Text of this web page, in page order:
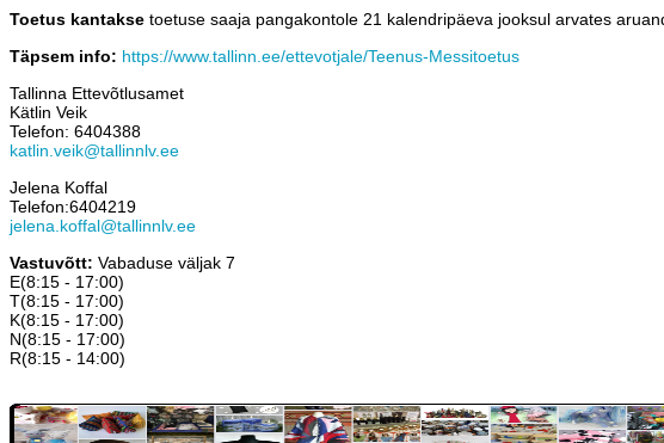
Toetus kantakse toetuse saaja pangakontole 21 kalendripäeva jooksul arvates
Täpsem info: https://www.tallinn.ee/ettevotjale/Teenus-Messitoetus
Tallinna Ettevõtlusamet
Kätlin Veik
Telefon: 6404388
katlin.veik@tallinnlv.ee
Jelena Koffal
Telefon:6404219
jelena.koffal@tallinnlv.ee
Vastuvõtt: Vabaduse väljak 7
E(8:15 - 17:00)
T(8:15 - 17:00)
K(8:15 - 17:00)
N(8:15 - 17:00)
R(8:15 - 14:00)